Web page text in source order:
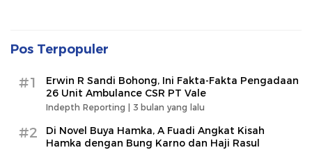
Pos Terpopuler
#1
Erwin R Sandi Bohong, Ini Fakta-Fakta Pengadaan
26 Unit Ambulance CSR PT Vale
Indepth Reporting | 3 bulan yang lalu
#2
Di Novel Buya Hamka, A Fuadi Angkat Kisah
Hamka dengan Bung Karno dan Haji Rasul